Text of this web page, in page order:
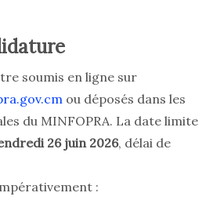
soumis en ligne sur
ou déposés dans les
du MINFOPRA. La date limite
26 juin 2026, délai de
: